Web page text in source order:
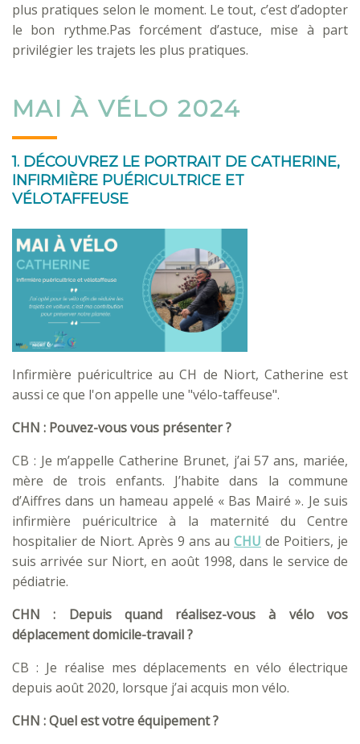
plus pratiques selon le moment. Le tout, c’est d’adopter
le bon rythme.Pas forcément d’astuce, mise à part
privilégier les trajets les plus pratiques.
MAI À VÉLO 2024
1. DÉCOUVREZ LE PORTRAIT DE CATHERINE,
INFIRMIÈRE PUÉRICULTRICE ET
VÉLOTAFFEUSE
Infirmière puéricultrice au CH de Niort, Catherine est
aussi ce que l'on appelle une "vélo-taffeuse".
CHN : Pouvez-vous vous présenter ?
CB : Je m’appelle Catherine Brunet, j’ai 57 ans, mariée,
mère de trois enfants. J’habite dans la commune
d’Aiffres dans un hameau appelé « Bas Mairé ». Je suis
infirmière puéricultrice à la maternité du Centre
hospitalier de Niort. Après 9 ans au CHU de Poitiers, je
suis arrivée sur Niort, en août 1998, dans le service de
pédiatrie.
CHN : Depuis quand réalisez-vous à vélo vos
déplacement domicile-travail ?
CB : Je réalise mes déplacements en vélo électrique
depuis août 2020, lorsque j’ai acquis mon vélo.
CHN : Quel est votre équipement ?